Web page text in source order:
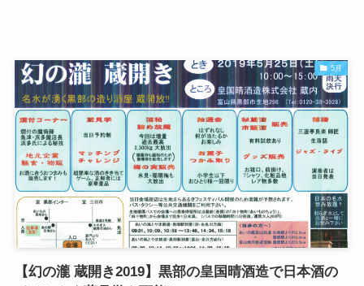
5月
【幻の瀧 蔵開き2019】黒部の皇国晴酒造で日本酒の